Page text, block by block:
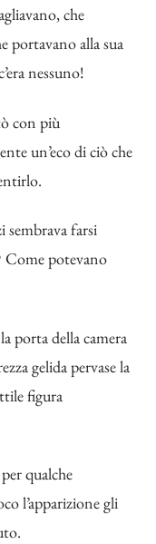
che
portavano alla sua
nessuno!
con più
un’eco di ciò che
farsi
Come potevano
porta della camera
gelida pervase la
figura
qualche
l’apparizione gli